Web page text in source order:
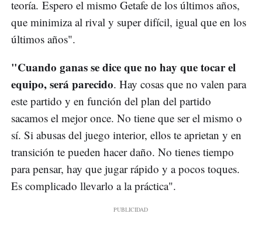
teoría. Espero el mismo Getafe de los últimos años,
que minimiza al rival y super difícil, igual que en los
últimos años".
"Cuando ganas se dice que no hay que tocar el
equipo, será parecido. Hay cosas que no valen para
este partido y en función del plan del partido
sacamos el mejor once. No tiene que ser el mismo o
sí. Si abusas del juego interior, ellos te aprietan y en
transición te pueden hacer daño. No tienes tiempo
para pensar, hay que jugar rápido y a pocos toques.
Es complicado llevarlo a la práctica".